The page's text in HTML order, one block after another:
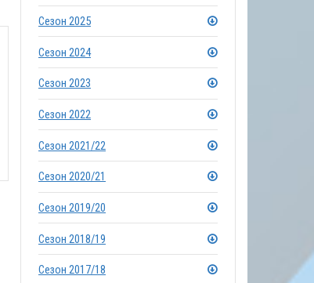
Сезон 2025
Сезон 2024
Сезон 2023
Сезон 2022
Сезон 2021/22
Сезон 2020/21
Сезон 2019/20
Сезон 2018/19
Сезон 2017/18